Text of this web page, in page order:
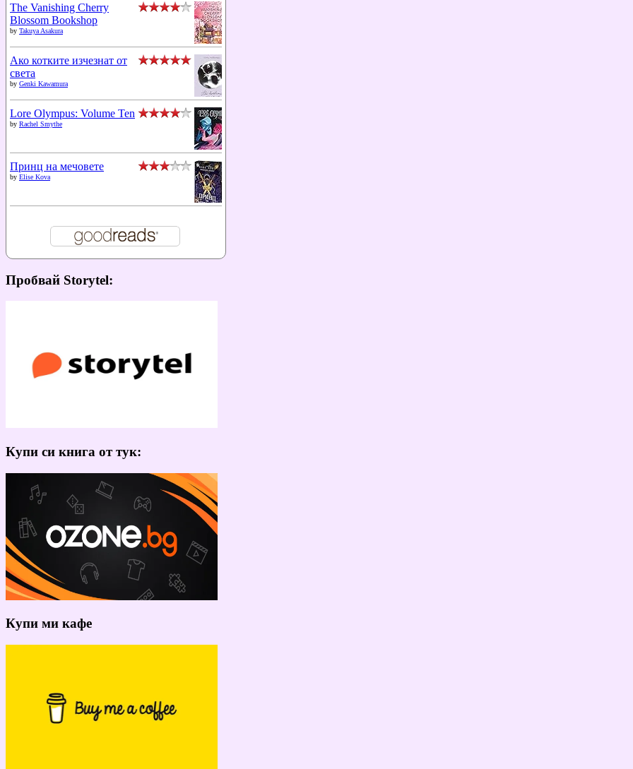
The Vanishing Cherry
Blossom Bookshop
by Takuya Asakura
Ако котките изчезнат от
света
by Genki Kawamura
Lore Olympus: Volume Ten
by Rachel Smythe
Принц на мечовете
by Elise Kova
Пробвай Storytel:
Купи си книга от тук:
Купи ми кафе